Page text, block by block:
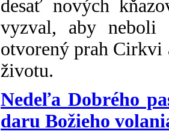
desať nových
vyzval, aby neboli
otvorený prah
životu.
Nedeľa Dobrého
daru Božieho